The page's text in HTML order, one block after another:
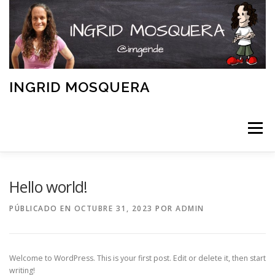
contenido
INGRID MOSQUERA
Menú
ENTREVISTAS Y COLABORACIONES
Hello world!
PÚBLICADO EN OCTUBRE 31, 2023 POR ADMIN
Welcome to WordPress. This is your first post. Edit or delete it, then start
writing!